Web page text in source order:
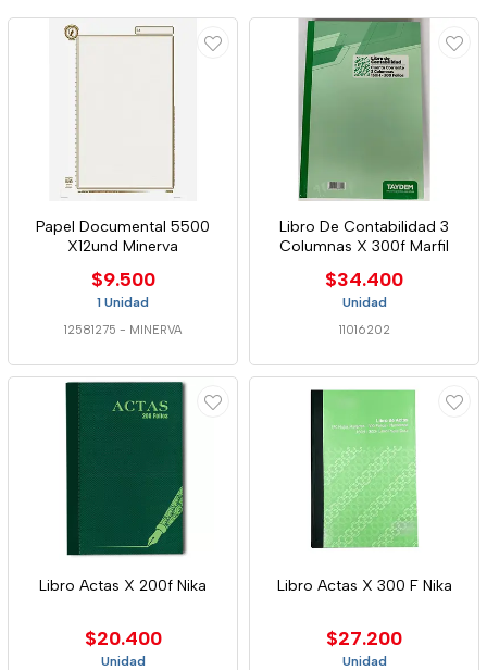
Papel Documental 5500
X12und Minerva
$9.500
1 Unidad
12581275 - MINERVA
Libro De Contabilidad 3
Columnas X 300f Marfil
$34.400
Unidad
11016202
Libro Actas X 200f Nika
$20.400
Unidad
Libro Actas X 300 F Nika
$27.200
Unidad